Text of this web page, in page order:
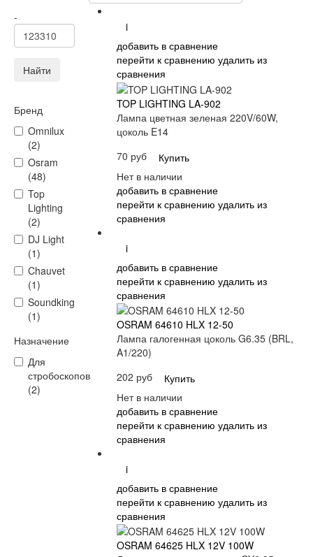
-
Найти
Бренд
Omnilux
(2)
Osram
(48)
Top
Lighting
(2)
DJ Light
(1)
Chauvet
(1)
Soundking
(1)
Назначение
Для
стробоскопов
(2)
i
добавить в сравнение
перейти к сравнению удалить из
сравнения
TOP LIGHTING LA-902
Лампа цветная зеленая 220V/60W,
цоколь E14
70 руб
Купить
Нет в наличии
добавить в сравнение
перейти к сравнению удалить из
сравнения
i
добавить в сравнение
перейти к сравнению удалить из
сравнения
OSRAM 64610 HLX 12-50
Лампа галогенная цоколь G6.35 (BRL,
A1/220)
202 руб
Купить
Нет в наличии
добавить в сравнение
перейти к сравнению удалить из
сравнения
i
добавить в сравнение
перейти к сравнению удалить из
сравнения
OSRAM 64625 HLX 12V 100W